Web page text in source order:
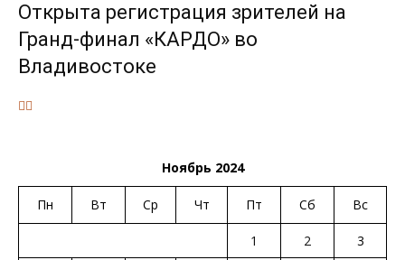
Открыта регистрация зрителей на
Гранд-финал «КАРДО» во
Владивостоке
Ноябрь 2024
Пн Вт Ср Чт Пт Сб Вс
1 2
3